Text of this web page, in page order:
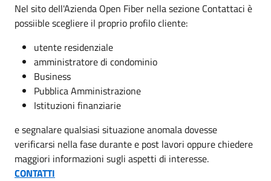
Nel sito dell'Azienda Open Fiber nella sezione Contattaci è
possiible scegliere il proprio profilo cliente:
utente residenziale
amministratore di condominio
Business
Pubblica Amministrazione
Istituzioni finanziarie
e segnalare qualsiasi situazione anomala dovesse
verificarsi nella fase durante e post lavori oppure chiedere
maggiori informazioni sugli aspetti di interesse.
CONTATTI